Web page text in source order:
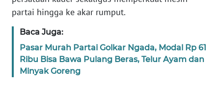
partai hingga ke akar rumput.
Baca Juga:
Pasar Murah Partai Golkar Ngada, Modal Rp 61
Ribu Bisa Bawa Pulang Beras, Telur Ayam dan
Minyak Goreng
WN
SERAMBI
JAMBI
WN